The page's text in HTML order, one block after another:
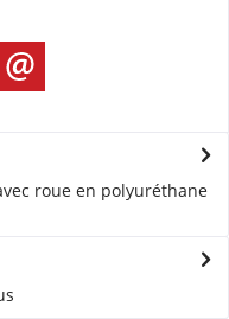
roue en polyuréthane